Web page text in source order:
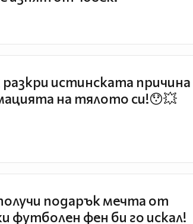
истинската причина
на тялото си!😯💥
подарък мечта от
футболен фен би го искал!